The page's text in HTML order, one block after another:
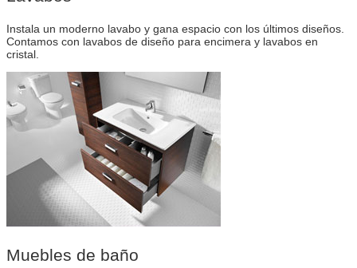
Instala un moderno lavabo y gana espacio con los últimos diseños.
Contamos con lavabos de diseño para encimera y lavabos en
cristal.
Muebles de baño